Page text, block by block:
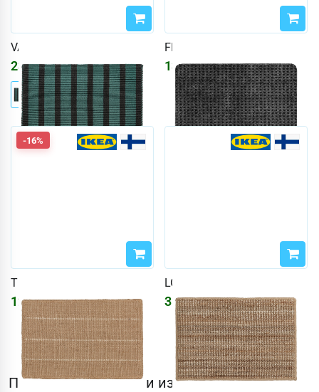
VÄGSKYLT
2335₽2788₽
FRIKTION
139₽180₽
-16%
TIOKRONA
1245₽1486₽
LOHALS
3114₽
Придверные коврики из ИКЕА – это не